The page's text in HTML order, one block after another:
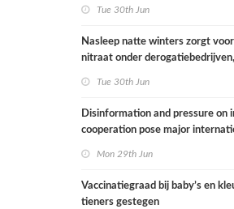
Tue 30th Jun
Nasleep natte winters zorgt
nitraat onder
Tue 30th Jun
Disinformation and pressure on
cooperation pose major
Mon 29th Jun
Vaccinatiegraad bij baby’s en
tieners gestegen